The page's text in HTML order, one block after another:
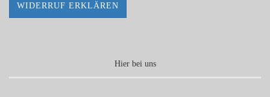
WIDERRUF ERKLÄREN
Hier bei uns